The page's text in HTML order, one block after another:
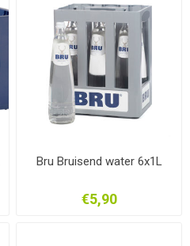
Bru Bruisend water 6x1L
€5,90